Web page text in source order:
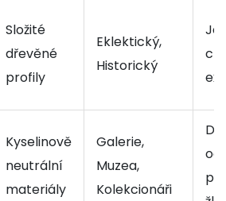
Složité
dřevěné
profily
Eklektický,
Historický
Kyselinově
neutrální
materiály
Galerie,
Muzea,
Kolekcionáři